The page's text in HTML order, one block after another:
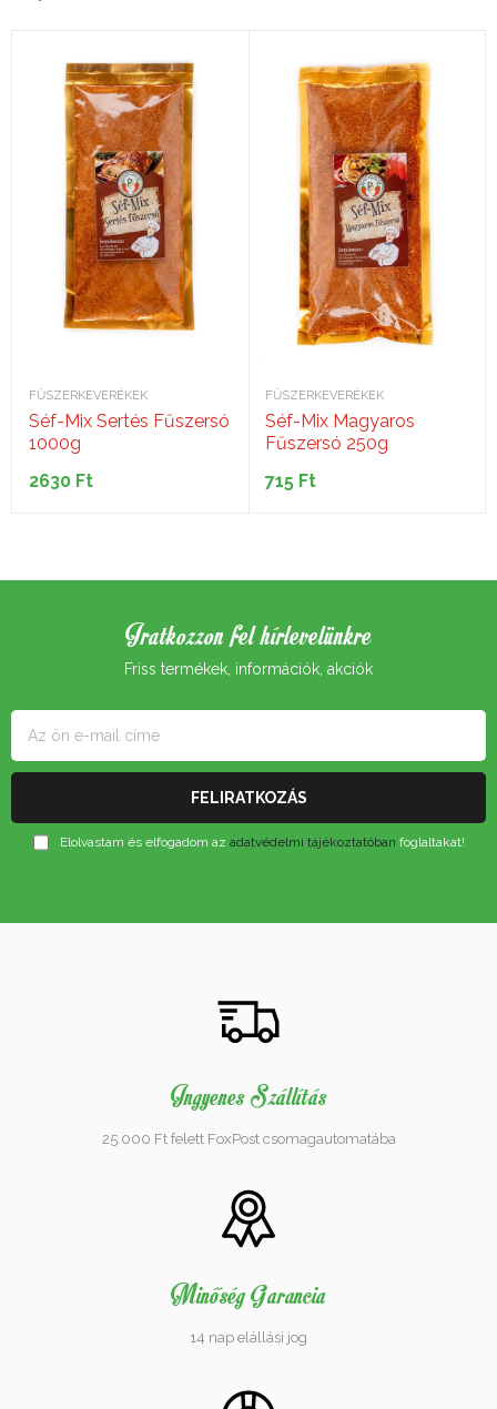
FŰSZERKEVERÉKEK
Séf-Mix Sertés Fűszersó
1000g
2630 Ft
FŰSZERKEVERÉKEK
Séf-Mix Magyaros
Fűszersó 250g
715 Ft
Iratkozzon fel hírlevelünkre
Friss termékek, információk, akciók
Elolvastam és elfogadom az adatvédelmi tájékoztatóban foglaltakat!
Ingyenes Szállítás
25.000 Ft felett FoxPost csomagautomatába
Minőség Garancia
14 nap elállási jog